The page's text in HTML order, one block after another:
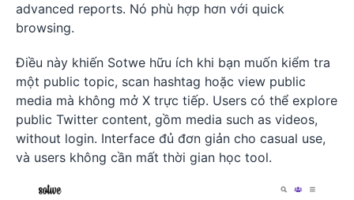
advanced reports. Nó phù hợp hơn với quick
browsing.
Điều này khiến Sotwe hữu ích khi bạn muốn kiểm tra
một public topic, scan hashtag hoặc view public
media mà không mở X trực tiếp. Users có thể explore
public Twitter content, gồm media such as videos,
without login. Interface đủ đơn giản cho casual use,
và users không cần mất thời gian học tool.